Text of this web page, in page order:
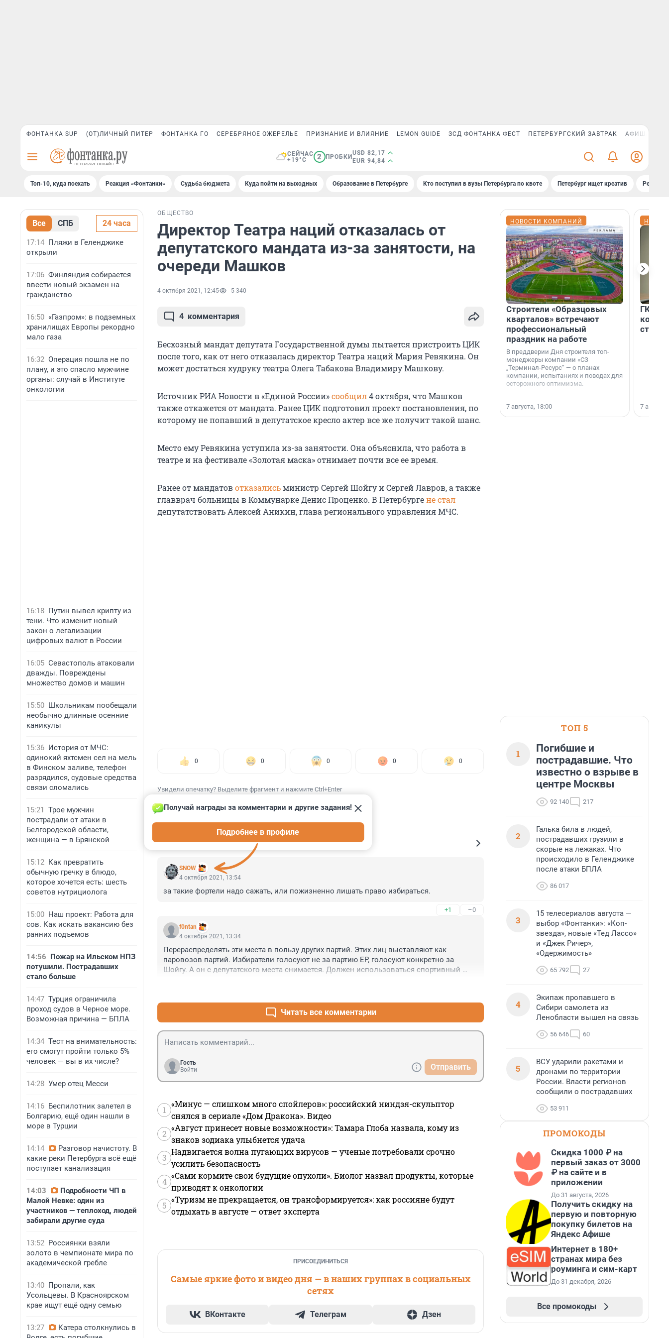
ФОНТАНКА SUP (ОТ)ЛИЧНЫЙ ПИТЕР ФОНТАНКА ГО СЕРЕБРЯНОЕ ОЖЕРЕЛЬЕ ПРИЗНАНИЕ И ВЛИЯНИЕ LEMON GUIDE ЗСД ФОНТАНКА ФЕСТ ПЕТЕРБУРГСКИЙ ЗАВТРАК АФИША PLUS
СЕЙЧАС
+19°C
2 ПРОБКИ
USD 82,17
EUR 94,84
Топ-10, куда поехать Реакция «Фонтанки» Судьба бюджета Куда пойти на выходных Образование в Петербурге Кто поступил в вузы Петербурга по квоте Петербург ищет креатив
Все СПБ 24 часа
17:14 Пляжи в Геленджике
открыли
17:06 Финляндия собирается
ввести новый экзамен на
гражданство
16:50 «Газпром»: в подземных
хранилищах Европы рекордно
мало газа
16:32 Операция пошла не по
плану, и это спасло мужчине
органы: случай в Институте
онкологии
16:18 Путин вывел крипту из
тени. Что изменит новый
закон о легализации
цифровых валют в России
16:05 Севастополь атаковали
дважды. Повреждены
множество домов и машин
15:50 Школьникам пообещали
необычно длинные осенние
каникулы
15:36 История от МЧС:
одинокий яхтсмен сел на мель
в Финском заливе, телефон
разрядился, судовые средства
связи сломались
15:21 Трое мужчин
пострадали от атаки в
Белгородской области,
женщина — в Брянской
15:12 Как превратить
обычную гречку в блюдо,
которое хочется есть: шесть
советов нутрициолога
15:00 Наш проект: Работа для
сов. Как искать вакансию без
ранних подъемов
14:56 Пожар на Ильском НПЗ
потушили. Пострадавших
стало больше
14:47 Турция ограничила
проход судов в Черное море.
Возможная причина — БПЛА
14:34 Тест на внимательность:
его смогут пройти только 5%
человек — вы в их числе?
14:28 Умер отец Месси
14:16 Беспилотник залетел в
Болгарию, ещё один нашли в
море в Турции
14:14
Разговор начистоту. В
какие реки Петербурга всё ещё
поступает канализация
14:03
Подробности ЧП в
Малой Невке: один из
участников — теплоход, людей
забирали другие суда
13:52 Россиянки взяли
золото в чемпионате мира по
академической гребле
13:40 Пропали, как
Усольцевы. В Красноярском
крае ищут ещё одну семью
13:27
Катера столкнулись в
ОБЩЕСТВО
Директор Театра наций отказалась от
депутатского мандата из-за занятости, на
очереди Машков
4 октября 2021, 12:45 5 340
4 комментария
Бесхозный мандат депутата Государственной думы пытается пристроить ЦИК
после того, как от него отказалась директор Театра наций Мария Ревякина. Он
может достаться худруку театра Олега Табакова Владимиру Машкову.
Источник РИА Новости в «Единой России»сообщил4 октября, что Машков
также откажется от мандата. Ранее ЦИК подготовил проект постановления, по
которому не попавший в депутатское кресло актер все же получит такой шанс.
Место ему Ревякина уступила из-за занятости. Она объяснила, что работа в
театре и на фестивале «Золотая маска» отнимает почти все ее время.
Ранее от мандатовотказалисьминистр Сергей Шойгу и Сергей Лавров, а также
главврач больницы в Коммунарке Денис Проценко. В Петербургене стал
депутатствовать Алексей Аникин, глава регионального управления МЧС.
0 0 0 0 0
Увидели опечатку? Выделите фрагмент и нажмите Ctrl+Enter
КОММЕНТАРИИ 4
SNOW
Получай награды за комментарии и другие задания!
Подробнее в профиле
4 октября 2021, 13:54
за такие фортели надо сажать, или пожизненно лишать право избираться.
+1 –0
f0ntan
4 октября 2021, 13:34
Перераспределять эти места в пользу других партий. Этих лиц выставляют как
паровозов партий. Избиратели голосуют не за партию ЕР, голосуют конкретно за
Шойгу. А он с депутатского места снимается. Должен использоваться спортивный
Читать все комментарии
Гость
Войти
Отправить
1
«Минус — слишком много спойлеров»: российский ниндзя-скульптор
снялся в сериале «Дом Дракона». Видео
2
«Август принесет новые возможности»: Тамара Глоба назвала, кому из
знаков зодиака улыбнется удача
3
Надвигается волна пугающих вирусов — ученые потребовали срочно
усилить безопасность
4
«Сами кормите свои будущие опухоли». Биолог назвал продукты, которые
приводят к онкологии
5
«Туризм не прекращается, он трансформируется»: как россияне будут
отдыхать в августе — ответ эксперта
ПРИСОЕДИНИТЬСЯ
Самые яркие фото и видео дня — в наших группах в социальных
сетях
ВКонтакте Телеграм Дзен
НОВОСТИ КОМПАНИЙ
Строители «Образцовых
кварталов» встречают
профессиональный
праздник на работе
В преддверии Дня строителя топ-
менеджеры компании «СЗ
„Терминал-Ресурс“ — о планах
компании, испытаниях и поводах для
осторожного оптимизма.
7 августа, 18:00
ГК
7
ТОП 5
1
Погибшие и
пострадавшие. Что
известно о взрыве в
центре Москвы
92 140 217
2
Галька била в людей,
пострадавших грузили в
скорые на лежаках. Что
происходило в Геленджике
после атаки БПЛА
86 017
3
15 телесериалов августа —
выбор «Фонтанки»: «Коп-
звезда», новые «Тед Лассо»
и «Джек Ричер»,
«Одержимость»
65 792 27
4
Экипаж пропавшего в
Сибири самолета из
Ленобласти вышел на связь
56 646 60
5
ВСУ ударили ракетами и
дронами по территории
России. Власти регионов
сообщили о пострадавших
53 911
ПРОМОКОДЫ
Скидка 1000 ₽ на
первый заказ от 3000
₽ на сайте и в
приложении
До 31 августа, 2026
Получить скидку на
первую и повторную
покупку билетов на
Яндекс Афише
Интернет в 180+
странах мира без
роуминга и сим-карт
До 31 декабря, 2026
Все промокоды